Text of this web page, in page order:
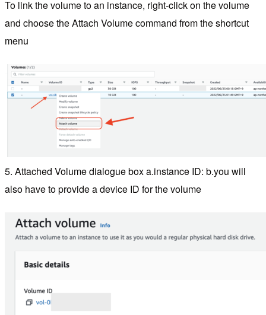
To link the volume to an instance, right-click on the volume
and choose the Attach Volume command from the shortcut
menu
5. Attached Volume dialogue box a.instance ID: b.you will
also have to provide a device ID for the volume